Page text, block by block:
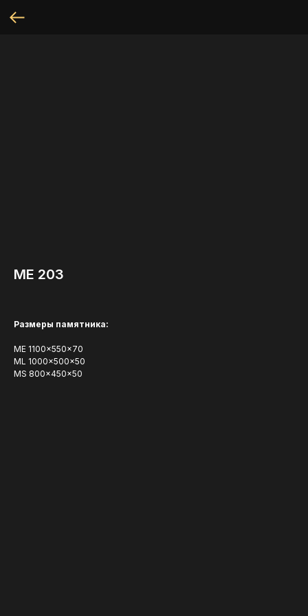
МЕ 203
Размеры памятника:
ME 1100x550x70
ML 1000x500x50
MS 800x450x50